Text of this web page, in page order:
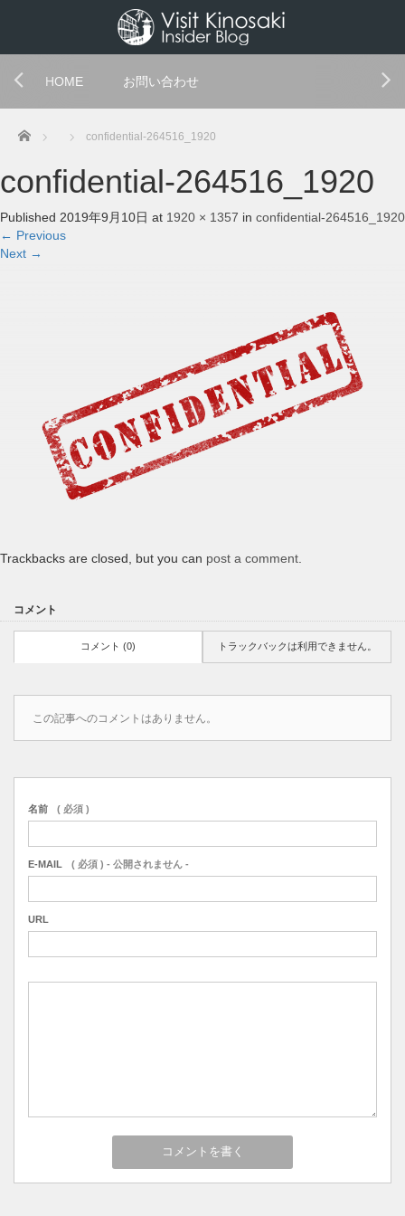
HOME お問い合わせ
Home confidential-264516_1920
confidential-264516_1920
Published 2019年9月10日 at 1920 × 1357 in confidential-264516_1920
← Previous
Next →
Trackbacks are closed, but you can post a comment
コメント
コメント (0) トラックバックは利用できません。
この記事へのコメントはありません。
名前 ( 必須 )
E-MAIL ( 必須 ) - 公開されません -
URL